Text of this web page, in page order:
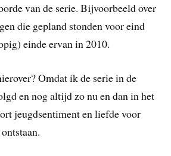
van de serie. Bijvoorbeeld over
die gepland stonden voor eind
einde ervan in 2010.
Omdat ik de serie in de
en nog altijd zo nu en dan in het
jeugdsentiment en liefde voor